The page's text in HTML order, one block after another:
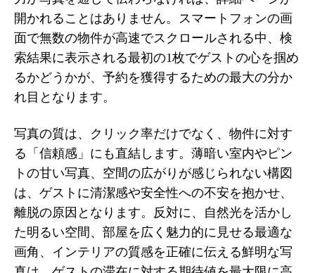
開かれることはありません。スマートフォンの画
面で無数の物件が高速でスクロールされる中、検
索結果に表示される最初の1枚でゲストの心を掴め
るかどうかが、予約を獲得するための最大の分か
れ目となります。
写真の質は、クリック率だけでなく、物件に対す
る「信頼感」にも直結します。薄暗い室内やピン
トの甘い写真、空間の広がりが感じられない構図
は、ゲストに清潔感や安全性への不安を抱かせ、
離脱の原因となります。反対に、自然光を活かし
た明るい空間、部屋を広く魅力的に見せる最適な
画角、インテリアの質感を正確に伝える鮮明な写